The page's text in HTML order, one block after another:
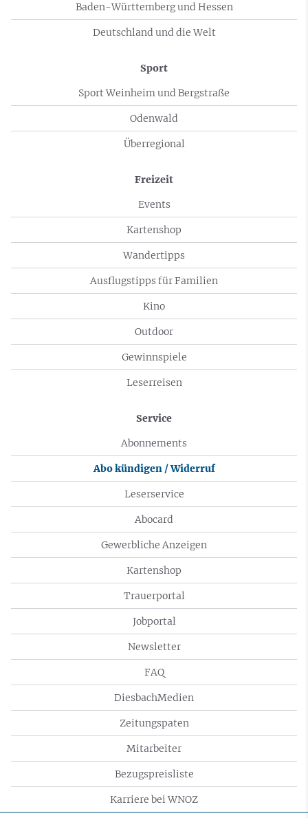
Baden-Württemberg und Hessen
Deutschland und die Welt
Sport
Sport Weinheim und Bergstraße
Odenwald
Überregional
Freizeit
Events
Kartenshop
Wandertipps
Ausflugstipps für Familien
Kino
Outdoor
Gewinnspiele
Leserreisen
Service
Abonnements
Abo kündigen / Widerruf
Leserservice
Abocard
Gewerbliche Anzeigen
Kartenshop
Trauerportal
Jobportal
Newsletter
FAQ
DiesbachMedien
Zeitungspaten
Mitarbeiter
Bezugspreisliste
Karriere bei WNOZ